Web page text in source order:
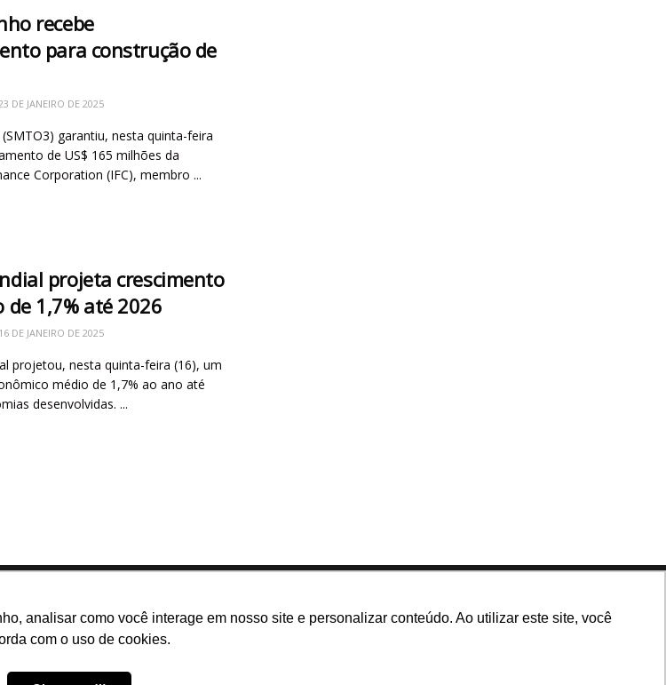
analisar como você interage em nosso site e personalizar conteúdo. Ao utilizar este site, você
com o uso de cookies.
recebe
para construção de
DE JANEIRO DE 2025
garantiu, nesta quinta-feira
de US$ 165 milhões da
Corporation (IFC), membro ...
projeta crescimento
de 1,7% até 2026
DE JANEIRO DE 2025
projetou, nesta quinta-feira (16), um
médio de 1,7% ao ano até
desenvolvidas. ...
Siga nossas redes